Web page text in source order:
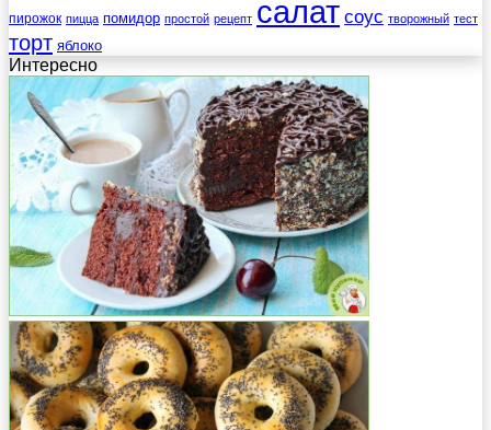
пирожок пицца помидор простой рецепт салат соус творожный тест
торт яблоко
Интересно